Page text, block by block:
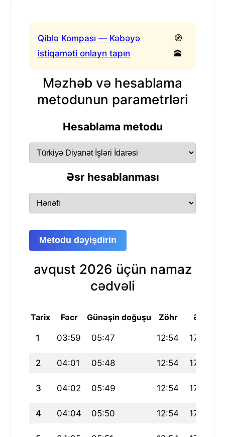
Qiblə Kompası — Kəbəyə
istiqaməti onlayn tapın
🧭
🕋
Məzhəb və hesablama
metodunun parametrləri
Hesablama metodu
Əsr hesablanması
Metodu dəyişdirin
avqust 2026 üçün namaz
cədvəli
Tarix Fəcr Günəşin doğuşu Zöhr Əsr
1 03:59 05:47 12:54 17:55
2 04:01 05:48 12:54 17:54
3 04:02 05:49 12:54 17:54
4 04:04 05:50 12:54 17:53